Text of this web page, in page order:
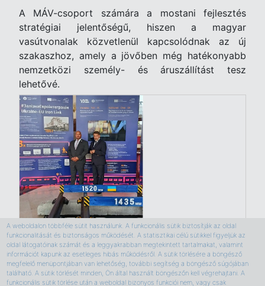
A MÁV-csoport számára a mostani fejlesztés
stratégiai jelentőségű, hiszen a magyar
vasútvonalak közvetlenül kapcsolódnak az új
szakaszhoz, amely a jövőben még hatékonyabb
nemzetközi személy- és áruszállítást tesz
lehetővé.
A weboldalon többféle sütit használunk. A funkcionális sütik biztosítják az oldal
funkcionalitását és biztonságos működését. A statisztikai célú sütikkel figyeljük az
oldal látogatóinak számát és a leggyakrabban megtekintett tartalmakat, valamint
információt kapunk az esetleges hibás működésről. A sütik törlésére a böngésző
megfelelő menüpontjában van lehetőség, további segítség a böngésző súgójában
található. A sütik törlését minden, Ön által használt böngészőn kell végrehajtani. A
funkcionális sütik törlése után a weboldal bizonyos funkciói nem, vagy csak